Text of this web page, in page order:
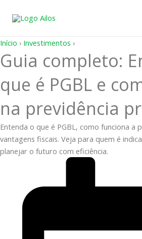
para
conteúdo
Início › Investimentos ›
Guia completo:
que é PGBL e
na previdência
Entenda o que é PGBL, como funciona a
vantagens fiscais. Veja para quem é
planejar o futuro com eficiência.